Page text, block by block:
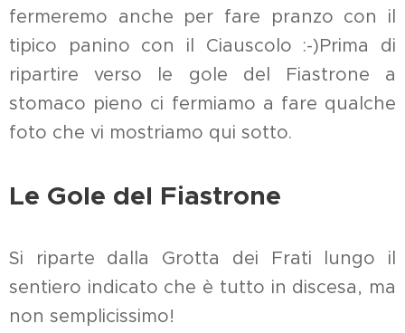
fermeremo anche per fare pranzo con il
tipico panino con il Ciauscolo :-)Prima di
ripartire verso le gole del Fiastrone a
stomaco pieno ci fermiamo a fare qualche
foto che vi mostriamo qui sotto.
Le Gole del Fiastrone
Si riparte dalla Grotta dei Frati lungo il
sentiero indicato che è tutto in discesa, ma
non semplicissimo!